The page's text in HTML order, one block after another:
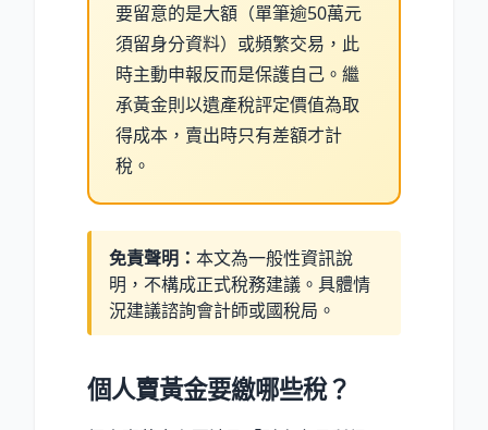
要留意的是大額（單筆逾50萬元
須留身分資料）或頻繁交易，此
時主動申報反而是保護自己。繼
承黃金則以遺產稅評定價值為取
得成本，賣出時只有差額才計
稅。
免責聲明： 本文為一般性資訊說
明，不構成正式稅務建議。具體情
況建議諮詢會計師或國稅局。
個人賣黃金要繳哪些稅？